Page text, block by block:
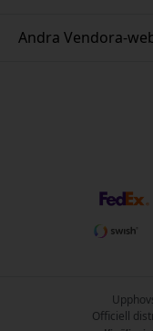
Andra Vendora-
Officiell